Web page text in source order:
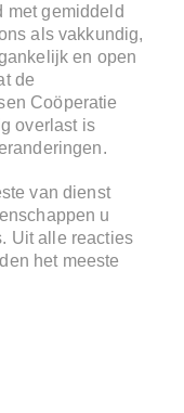
met gemiddeld
als vakkundig,
en open
de
Coöperatie
overlast is
van dienst
u
Uit alle reacties
het meeste